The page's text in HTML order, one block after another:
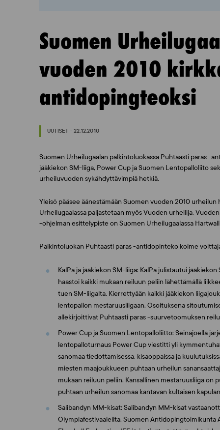
Suomen
vuoden 2010
antidopingteoksi
UUTISET - 22.12.2010
Suomen Urheilugaalan palkintoluokassa Puhtaasti paras -
jääkiekon SM-liiga, Power Cup ja Suomen Lentopalloliito
urheiluvuoden sykähdyttävimpiä hetkiä.
Yleisö pääsee äänestämään Suomen vuoden 2010
Urheilugaalassa paljastetaan myös Vuoden urheilija,
-ohjelman esittelypiste on Suomen Urheilugaalassa Hartwall
Palkintoluokan Puhtaasti paras -antidopinteko kolme
KalPa ja jääkiekon SM-liiga: KalPa julistautui
haastoi kaikki mukaan reiluun peliin lähettämällä
tuen SM-liigalta. Kierrettyään kaikki jääkiekon
lentopallon mestaruusliigaan. Osoituksena
allekirjoittivat Puhtaasti paras -suurvetoomuksen
Power Cup ja Suomen Lentopalloliitto: Seinäjoella
lentopalloturnaus Power Cup viestitti yli
sanomaa tiedottamisessa, kisaoppaissa ja
miesten maajoukkueen puhtaan urheilun
mukaan reiluun peliin. Kansallinen mestaruusliiga on
puhtaan urheilun sanomaa kantavan kultaisen
Salibandyn MM-kisat: Salibandyn MM-kisat
Olympiafestivaaleilta. Suomen Antidopingtoimikunta